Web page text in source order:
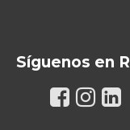
Síguenos en